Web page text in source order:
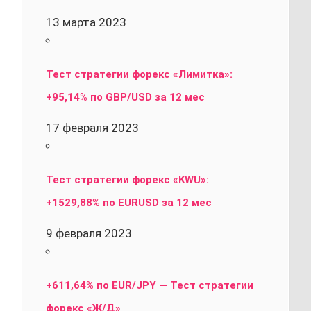
13 марта 2023
Тест стратегии форекс «Лимитка»:
+95,14% по GBP/USD за 12 мес
17 февраля 2023
Тест стратегии форекс «KWU»:
+1529,88% по EURUSD за 12 мес
9 февраля 2023
+611,64% по EUR/JPY — Тест стратегии